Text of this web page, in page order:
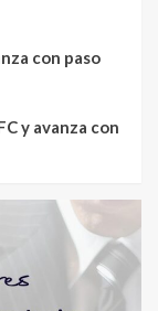
con paso
y avanza con